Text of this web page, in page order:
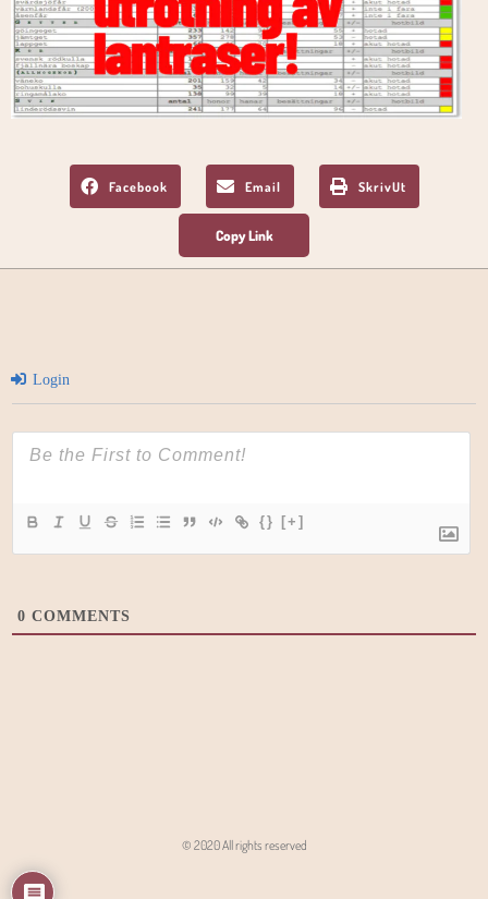
Facebook Email SkrivUt
Login
{} [+]
0 COMMENTS
© 2020 All rights reserved